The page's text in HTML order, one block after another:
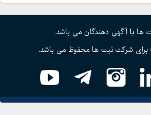
با آگهی دهندگان می باشد.
شرکت ثبت ها محفوظ می باشد.